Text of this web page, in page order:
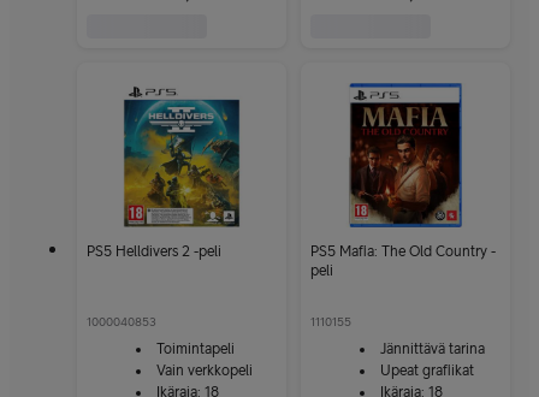
PS5 Helldivers 2 -peli
1000040853
Toimintapeli
Vain verkkopeli
Ikäraja: 18
PS5 Mafia: The Old Country -
peli
1110155
Jännittävä tarina
Upeat grafiikat
Ikäraja: 18